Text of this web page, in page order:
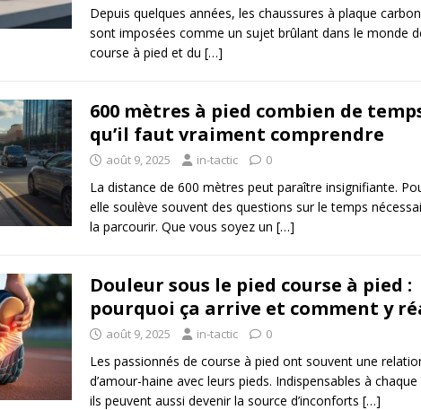
Depuis quelques années, les chaussures à plaque
sont imposées comme un sujet brûlant dans le monde
course à pied et du […]
600 mètres à pied combien de
qu’il faut vraiment comprendre
août 9, 2025 in-tactic 0
La distance de 600 mètres peut paraître insignifiante.
elle soulève souvent des questions sur le temps
la parcourir. Que vous soyez un […]
Douleur sous le pied course à pied :
pourquoi ça arrive et comment y
août 9, 2025 in-tactic 0
Les passionnés de course à pied ont souvent une
d’amour-haine avec leurs pieds. Indispensables à
ils peuvent aussi devenir la source d’inconforts […]